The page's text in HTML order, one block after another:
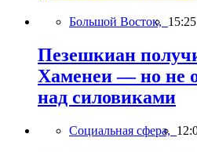
Большой Восток, 15:25
Пезешкиан
Хаменеи — но не
над силовиками
Социальная сфера,